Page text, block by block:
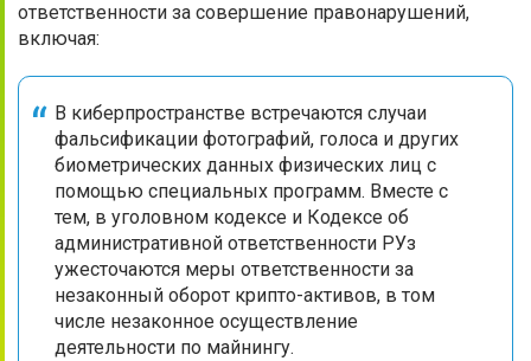
ответственности за совершение правонарушений,
включая:
В киберпространстве встречаются случаи
фальсификации фотографий, голоса и других
биометрических данных физических лиц с
помощью специальных программ. Вместе с
тем, в уголовном кодексе и Кодексе об
административной ответственности РУз
ужесточаются меры ответственности за
незаконный оборот крипто-активов, в том
числе незаконное осуществление
деятельности по майнингу.